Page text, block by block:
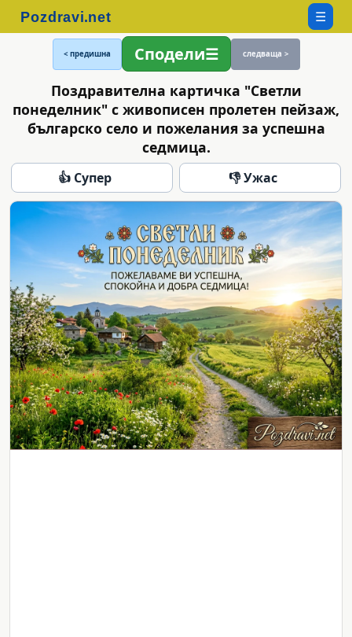
☰
< предишна Сподели следваща >
Поздравителна картичка "Светли
понеделник" с живописен пролетен пейзаж,
българско село и пожелания за успешна
седмица.
👍 Супер 👎 Ужас